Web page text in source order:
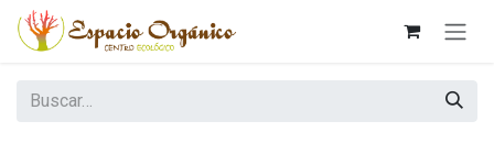
Ir al contenido